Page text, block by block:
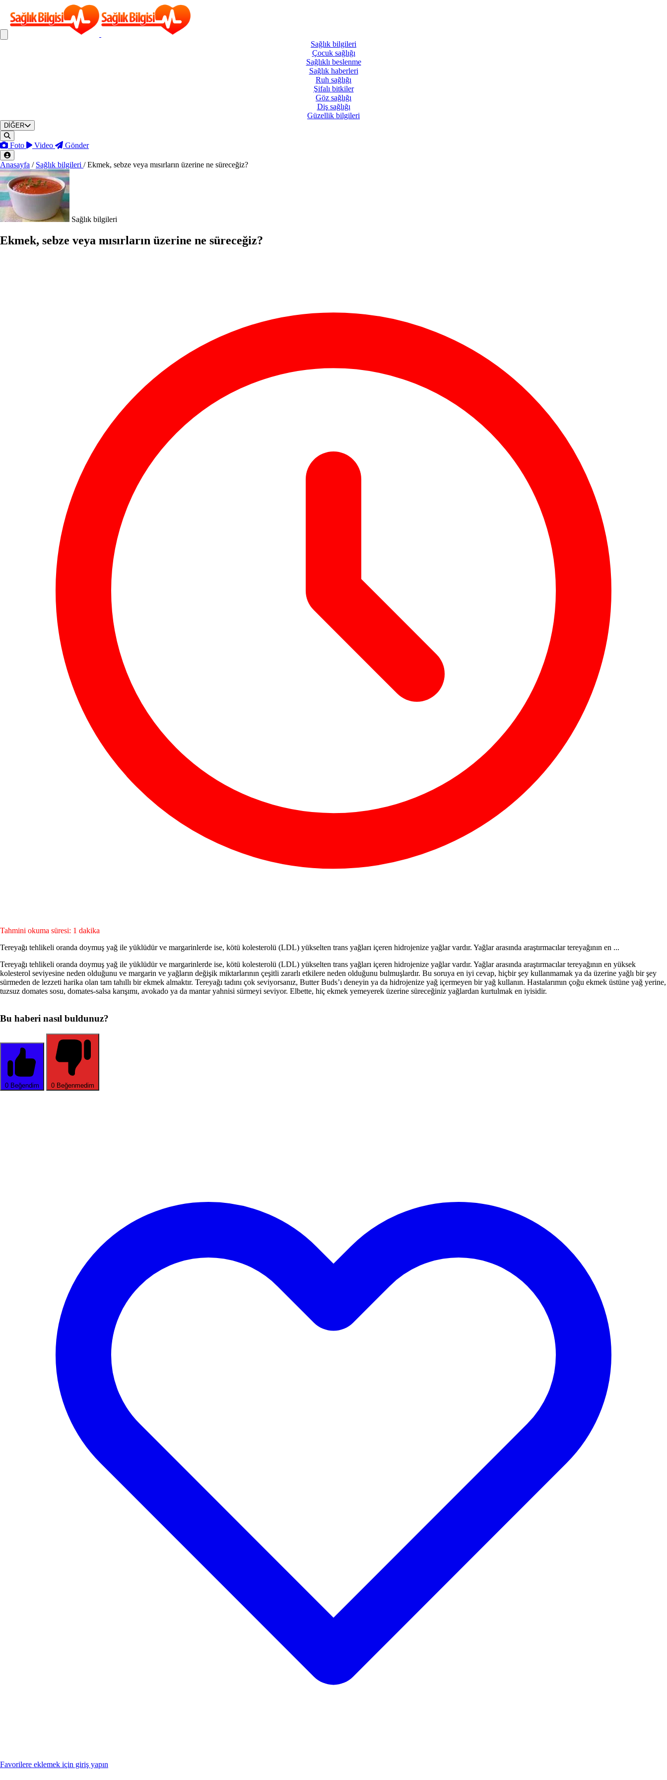
Sağlık bilgileri
Çocuk sağlığı
Sağlıklı beslenme
Sağlık haberleri
Ruh sağlığı
Şifalı bitkiler
Göz sağlığı
Diş sağlığı
Güzellik bilgileri
DİĞER
Foto Video Gönder
Anasayfa / Sağlık bilgileri / Ekmek, sebze veya mısırların üzerine ne süreceğiz?
Sağlık bilgileri
Ekmek, sebze veya mısırların üzerine ne süreceğiz?
Tahmini okuma süresi: 1 dakika
Tereyağı tehlikeli oranda doymuş yağ ile yüklüdür ve mar­garinlerde ise, kötü kolesterolü (LDL) yükselten trans yağları içeren hidrojenize yağlar vardır. Yağlar arasında araştırmacılar tereyağının en ...
Tereyağı tehlikeli oranda doymuş yağ ile yüklüdür ve mar­garinlerde ise, kötü kolesterolü (LDL) yükselten trans yağları içeren hidrojenize yağlar vardır. Yağlar arasında araştırmacılar tereyağının en yüksek
kolesterol seviyesine neden olduğunu ve margarin ve yağların değişik miktarlarının çeşitli zararlı etkilere neden olduğunu bulmuşlardır. Bu soruya en iyi cevap, hiçbir şey kullanmamak ya da üzerine yağlı bir şey
sürmeden de lezzeti harika olan tam tahıllı bir ekmek almaktır. Tereyağı tadını çok seviyorsanız, Butter Buds’ı deneyin ya da hidrojenize yağ içermeyen bir yağ kullanın. Hastalarımın çoğu ekmek üstüne yağ yerine,
tuzsuz domates sosu, domates-salsa karışımı, avokado ya da mantar yahnisi sürmeyi seviyor. Elbette, hiç ekmek yemeyerek üzerine süreceğiniz yağlardan kurtulmak en iyisidir.
Bu haberi nasıl buldunuz?
0 Beğendim 0 Beğenmedim
Favorilere eklemek için giriş yapın